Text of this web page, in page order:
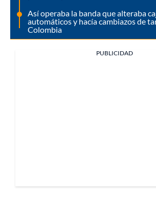
Así operaba la banda que alteraba
automáticos y hacía cambiazos de
Colombia
PUBLICIDAD